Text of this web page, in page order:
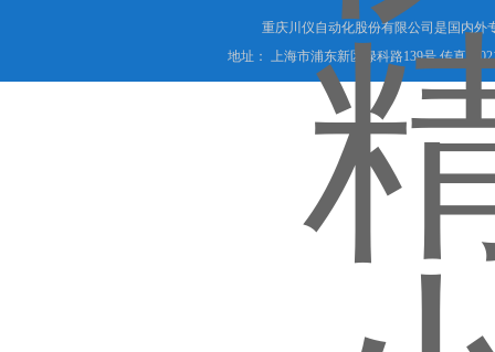
重庆川仪自动化股份有限公司是国内外
地址： 上海市浦东新区绿科路139号 传真：